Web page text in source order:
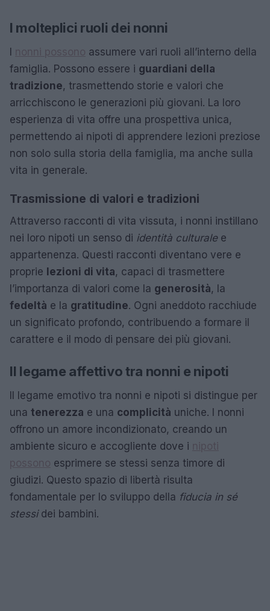
I molteplici ruoli dei nonni
I
assumere vari ruoli all’interno della
famiglia. Possono essere i guardiani della
tradizione, trasmettendo storie e valori che
arricchiscono le generazioni più giovani. La loro
esperienza di vita offre una prospettiva unica,
permettendo ai nipoti di apprendere lezioni preziose
non solo sulla storia della famiglia, ma anche sulla
vita in generale.
Trasmissione di valori e tradizioni
Attraverso racconti di vita vissuta, i nonni instillano
nei loro nipoti un senso di identità culturalee
appartenenza. Questi racconti diventano vere e
proprie lezioni di vita, capaci di trasmettere
l’importanza di valori come la generosità, la
fedeltà e la gratitudine. Ogni aneddoto racchiude
un significato profondo, contribuendo a formare il
carattere e il modo di pensare dei più giovani.
Il legame affettivo tra nonni e nipoti
Il legame emotivo tra nonni e nipoti si distingue per
una tenerezza e una complicità uniche. I nonni
offrono un amore incondizionato, creando un
ambiente sicuro e accogliente dove i
esprimere se stessi senza timore di
giudizi. Questo spazio di libertà risulta
fondamentale per lo sviluppo della fiducia in sé
stessidei bambini.